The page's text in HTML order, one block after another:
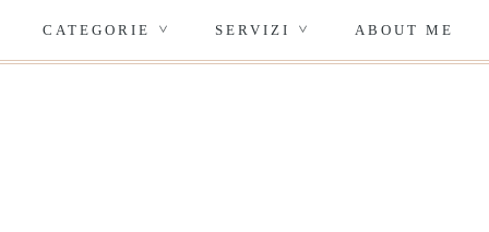
CATEGORIE > SERVIZI > ABOUT ME